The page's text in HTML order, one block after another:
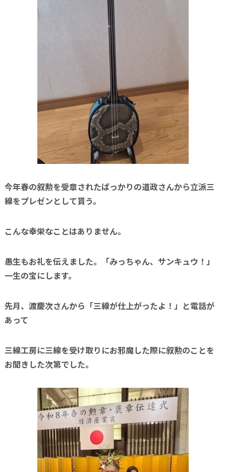
今年春の叙勲を受章されたばっかりの道政さんから立派三
線をプレゼンとして貰う。
こんな幸栄なことはありません。
愚生もお礼を伝えました。「みっちゃん、サンキュウ！」
一生の宝にします。
先月、渡慶次さんから「三線が仕上がったよ！」と電話が
あって
三線工房に三線を受け取りにお邪魔した際に叙勲のことを
お聞きした次第でした。